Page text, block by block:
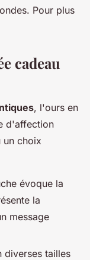
Pour plus
cadeau
, l'ours en
d'affection
un choix
évoque la
la
message
diverses tailles